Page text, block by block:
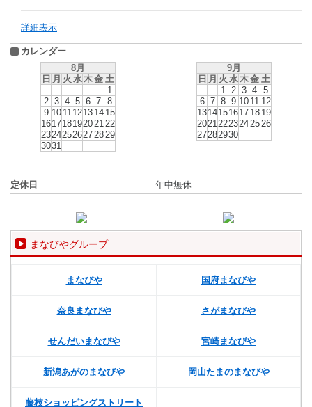
詳細表示
カレンダー
8月
日 月 火 水木金 土
1
2 3 4 5 6 7 8
9 10 11 1213 14 15
1617181920 21 22
2324252627 28 29
3031
9月
日 月 火 水木金 土
1
2 3 4 5
6 7 8 9 10 11 12
1314151617 18 19
2021 222324 25 26
27282930
定休日 年中無休
まなびやグループ
まなびや 国府まなびや
奈良まなびや さがまなびや
せんだいまなびや 宮崎まなびや
新潟あがのまなびや 岡山たまのまなびや
藤枝ショッピングストリート